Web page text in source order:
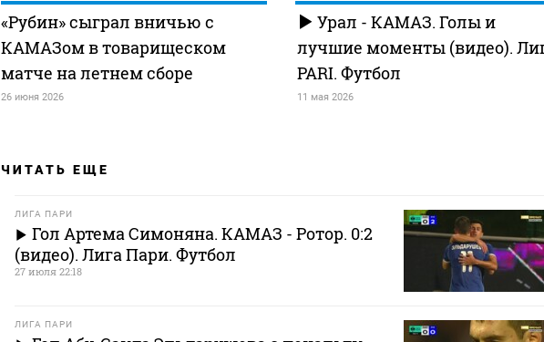
«Рубин» сыграл вничью с
КАМАЗом в товарищеском
матче на летнем сборе
26 июня 2026
Урал - КАМАЗ. Голы и
лучшие моменты (видео).
PARI. Футбол
11 мая 2026
ЧИТАТЬ ЕЩЕ
ЛИГА ПАРИ
Гол Артема Симоняна. КАМАЗ - Ротор. 0:2
(видео). Лига Пари. Футбол
27 июля 22:18
ЛИГА ПАРИ